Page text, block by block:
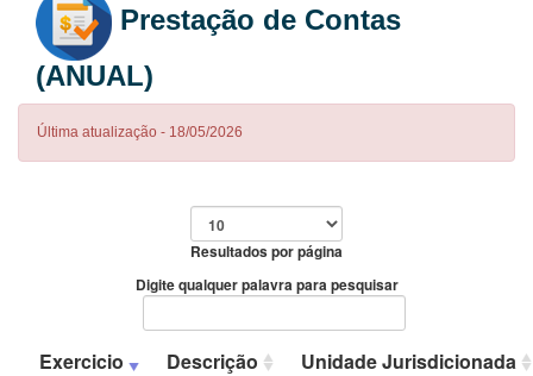
Prestação de Contas
(ANUAL)
Última atualização - 18/05/2026
Resultados por página
Digite qualquer palavra para pesquisar
Exercicio Descrição
Unidade Jurisdicionada